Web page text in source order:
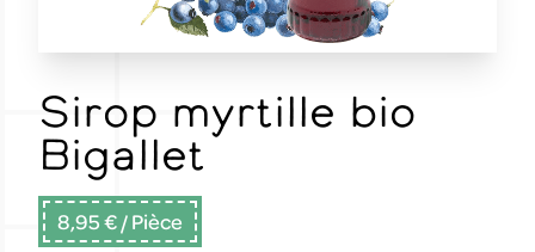
Sirop myrtille bio
Bigallet
8,95 €/ Pièce